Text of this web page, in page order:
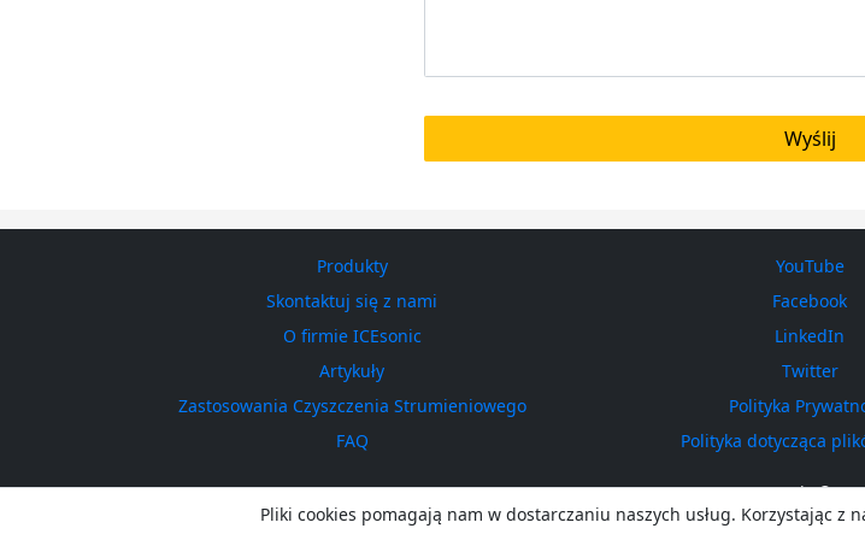
Produkty
Skontaktuj się z nami
O firmie ICEsonic
Artykuły
Zastosowania Czyszczenia Strumieniowego
FAQ
YouTube
Facebook
LinkedIn
Twitter
Polityka
Polityka dotycząca
ICEsonic ©
Pliki cookies pomagają nam w dostarczaniu naszych usług. Korzystając z